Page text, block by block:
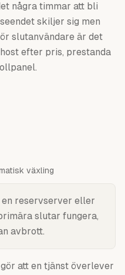
några timmar att bli
skiljer sig men
slutanvändare är det
efter pris, prestanda
växling
reservserver eller
slutar fungera,
avbrott.
att en tjänst överlever